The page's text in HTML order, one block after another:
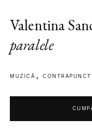
Valentina
paralele
MUZICĂ CONTRAPUNCT